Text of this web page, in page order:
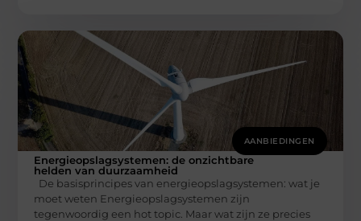
AANBIEDINGEN
Energieopslagsystemen: de onzichtbare
helden van duurzaamheid
De basisprincipes van energieopslagsystemen: wat je
moet weten Energieopslagsystemen zijn
tegenwoordig een hot topic. Maar wat zijn ze precies